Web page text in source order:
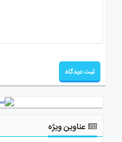
عناوین ویژه